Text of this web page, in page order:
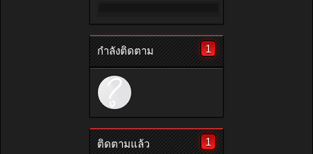
กำลังติดตาม 1
ติดตามแล้ว 1